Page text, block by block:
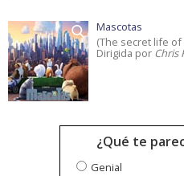
Mascotas
(The secret life of
Dirigida por Chris
¿Qué te
Genial